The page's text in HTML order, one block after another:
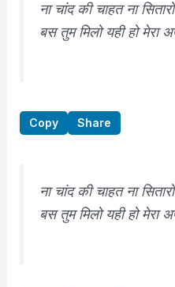
ना चांद की चाहत ना
बस तुम मिलो यही हो मेरा
Copy Share
ना चांद की चाहत ना
बस तुम मिलो यही हो मेरा